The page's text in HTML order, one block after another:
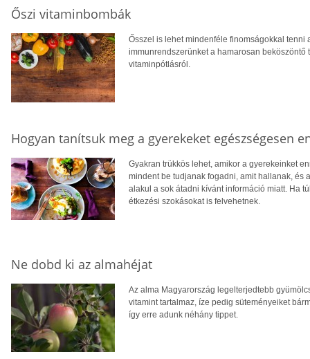
Őszi vitaminbombák
Ősszel is lehet mindenféle finomságokkal tenni
immunrendszerünket a hamarosan
vitaminpótlásról.
Hogyan tanítsuk meg a gyerekeket egészségesen
Gyakran trükkös lehet, amikor a gyerekeinket
mindent be tudjanak fogadni, amit hallanak, és
alakul a sok átadni kívánt információ miatt. Ha
étkezési szokásokat is felvehetnek.
Ne dobd ki az almahéjat
Az alma Magyarország legelterjedtebb
vitamint tartalmaz, íze pedig süteményeiket
így erre adunk néhány tippet.